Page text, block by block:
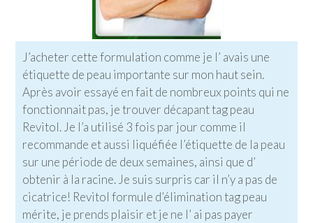
J’acheter cette formulation comme je l’ avais une
étiquette de peau importante sur mon haut sein.
Après avoir essayé en fait de nombreux points qui ne
fonctionnait pas, je trouver décapant tag peau
Revitol. Je l’a utilisé 3 fois par jour comme il
recommande et aussi liquéfiée l’étiquette de la peau
sur une période de deux semaines, ainsi que d’
obtenir à la racine. Je suis surpris car il n’y a pas de
cicatrice! Revitol formule d’élimination tag peau
mérite, je prends plaisir et je ne l’ ai pas payer